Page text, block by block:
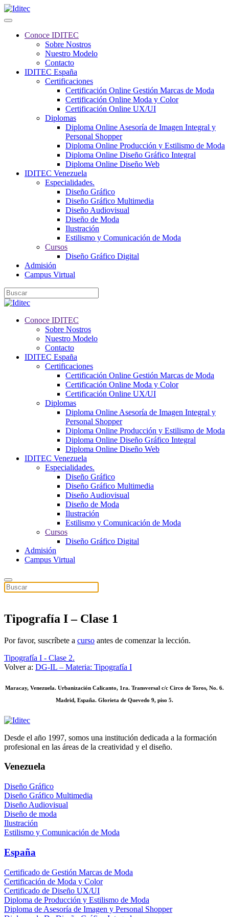
Conoce IDITEC
Sobre Nostros
Nuestro Modelo
Contacto
IDITEC España
Certificaciones
Certificación Online Gestión Marcas de Moda
Certificación Online Moda y Color
Certificación Online UX/UI
Diplomas
Diploma Online Asesoría de Imagen Integral y
Personal Shopper
Diploma Online Producción y Estilismo de Moda
Diploma Online Diseño Gráfico Integral
Diploma Online Diseño Web
IDITEC Venezuela
Especialidades.
Diseño Gráfico
Diseño Gráfico Multimedia
Diseño Audiovisual
Diseño de Moda
Ilustración
Estilismo y Comunicación de Moda
Cursos
Diseño Gráfico Digital
Admisión
Campus Virtual
Conoce IDITEC
Sobre Nostros
Nuestro Modelo
Contacto
IDITEC España
Certificaciones
Certificación Online Gestión Marcas de Moda
Certificación Online Moda y Color
Certificación Online UX/UI
Diplomas
Diploma Online Asesoría de Imagen Integral y
Personal Shopper
Diploma Online Producción y Estilismo de Moda
Diploma Online Diseño Gráfico Integral
Diploma Online Diseño Web
IDITEC Venezuela
Especialidades.
Diseño Gráfico
Diseño Gráfico Multimedia
Diseño Audiovisual
Diseño de Moda
Ilustración
Estilismo y Comunicación de Moda
Cursos
Diseño Gráfico Digital
Admisión
Campus Virtual
Tipografía I – Clase 1
Por favor, suscríbete a curso antes de comenzar la lección.
Tipografía I - Clase 2.
Volver a: DG-IL – Materia: Tipografía I
Maracay, Venezuela. Urbanización Calicanto, 1ra. Transversal c/c Circo de Toros, No. 6.
Madrid, España. Glorieta de Quevedo 9, piso 5.
Desde el año 1997, somos una institución dedicada a la formación
profesional en las áreas de la creatividad y el diseño.
Venezuela
Diseño Gráfico
Diseño Gráfico Multimedia
Diseño Audiovisual
Diseño de moda
Ilustración
Estilismo y Comunicación de Moda
España
Certificado de Gestión Marcas de Moda
Certificación de Moda y Color
Certificado de Diseño UX/UI
Diploma de Producción y Estilismo de Moda
Diploma de Asesoría de Imagen y Personal Shopper